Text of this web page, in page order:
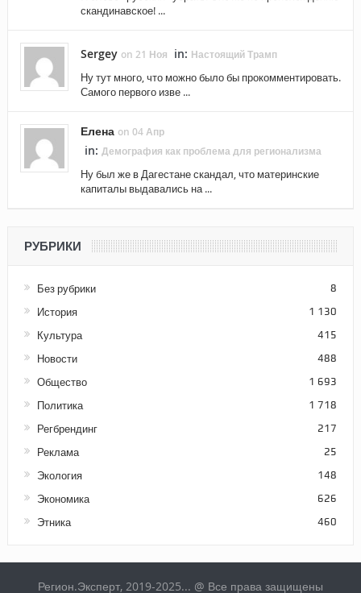
скандинавское! ...
Sergey on 21 Ноя in: Настоящий Трамп
Ну тут много, что можно было бы прокомментировать.
Самого первого изве ...
Елена on 04 Апр
in: Демография как проблема для регионализма
Ну был же в Дагестане скандал, что материнские
капиталы выдавались на ...
РУБРИКИ
Без рубрики 8
История 1 130
Культура 415
Новости 488
Общество 1 693
Политика 1 718
Регбрендинг 217
Реклама 25
Экология 148
Экономика 626
Этника 460
Регион.Эксперт, 2019-2025... @ Все права защищены